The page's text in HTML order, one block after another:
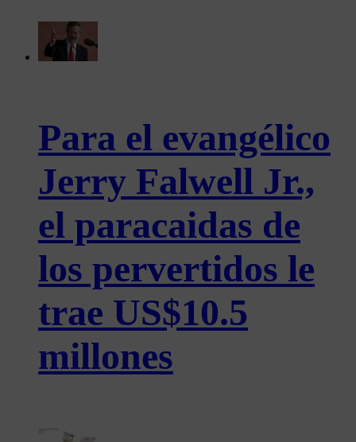
Para el evangélico
Jerry Falwell Jr.,
el paracaidas de
los pervertidos le
trae US$10.5
millones